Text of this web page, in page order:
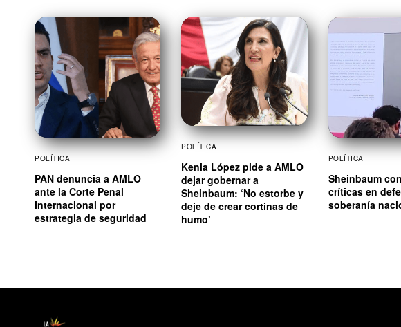
POLÍTICA
PAN denuncia a AMLO
ante la Corte Penal
Internacional por
estrategia de seguridad
POLÍTICA
Kenia López pide a AMLO
dejar gobernar a
Sheinbaum: ‘No estorbe y
deje de crear cortinas de
humo’
POLÍTICA
Sheinbaum
críticas en
soberanía